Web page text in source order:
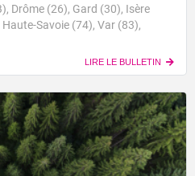
Drôme (26), Gard (30), Isère
Savoie (74), Var (83),
LIRE LE BULLETIN